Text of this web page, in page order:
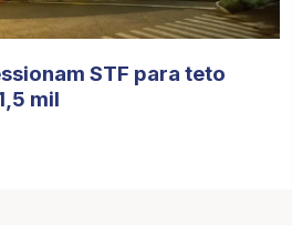
STF para teto
mil